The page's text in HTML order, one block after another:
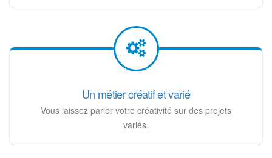
Un métier créatif et varié
Vous laissez parler votre créativité sur des projets
variés.